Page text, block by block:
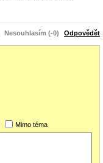
Nesouhlasím (-0) Odpovědět
Mimo téma